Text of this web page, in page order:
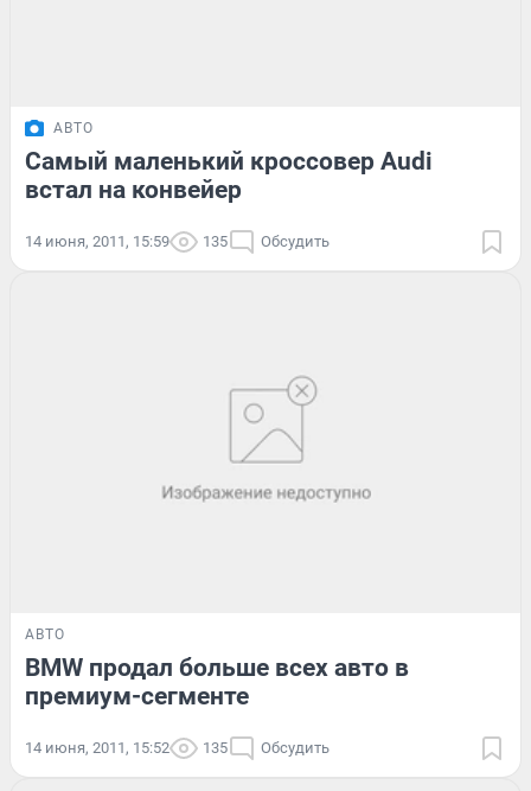
АВТО
Самый маленький кроссовер Audi
встал на конвейер
14 июня, 2011, 15:59 135 Обсудить
АВТО
BMW продал больше всех авто в
премиум-сегменте
14 июня, 2011, 15:52 135 Обсудить